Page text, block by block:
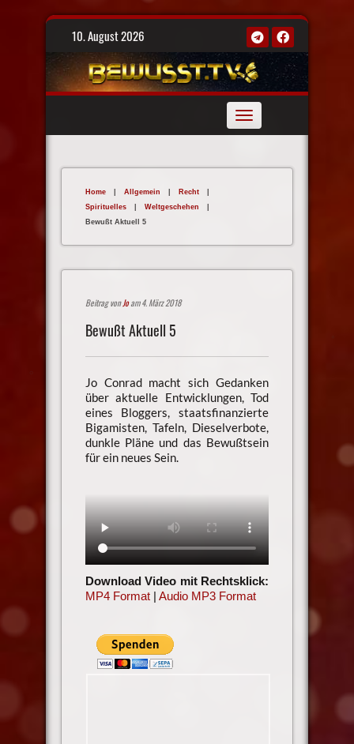
Skip
10. August 2026
Toggle
navigation
Home | Allgemein | Recht
|
Spirituelles
| Weltgeschehen
|
Bewußt Aktuell 5
Beitrag vonJoam 4. März 2018
Bewußt Aktuell 5
Jo Conrad macht sich Gedanken
über aktuelle Entwicklungen, Tod
eines Bloggers, staatsfinanzierte
Bigamisten, Tafeln, Dieselverbote,
dunkle Pläne und das Bewußtsein
für ein neues Sein.
Download Video mit Rechtsklick:
MP4 Format| Audio MP3 Format